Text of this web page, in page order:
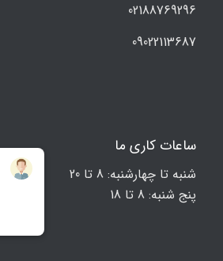
02188769296
09022113687
ساعات کاری ما
شنبه تا چهارشنبه: 8 تا 20
پنج شنبه: 8 تا 18